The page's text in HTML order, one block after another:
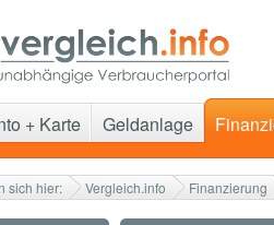
sich hier: Vergleich.info Finanzierung
+ Karte Geldanlage